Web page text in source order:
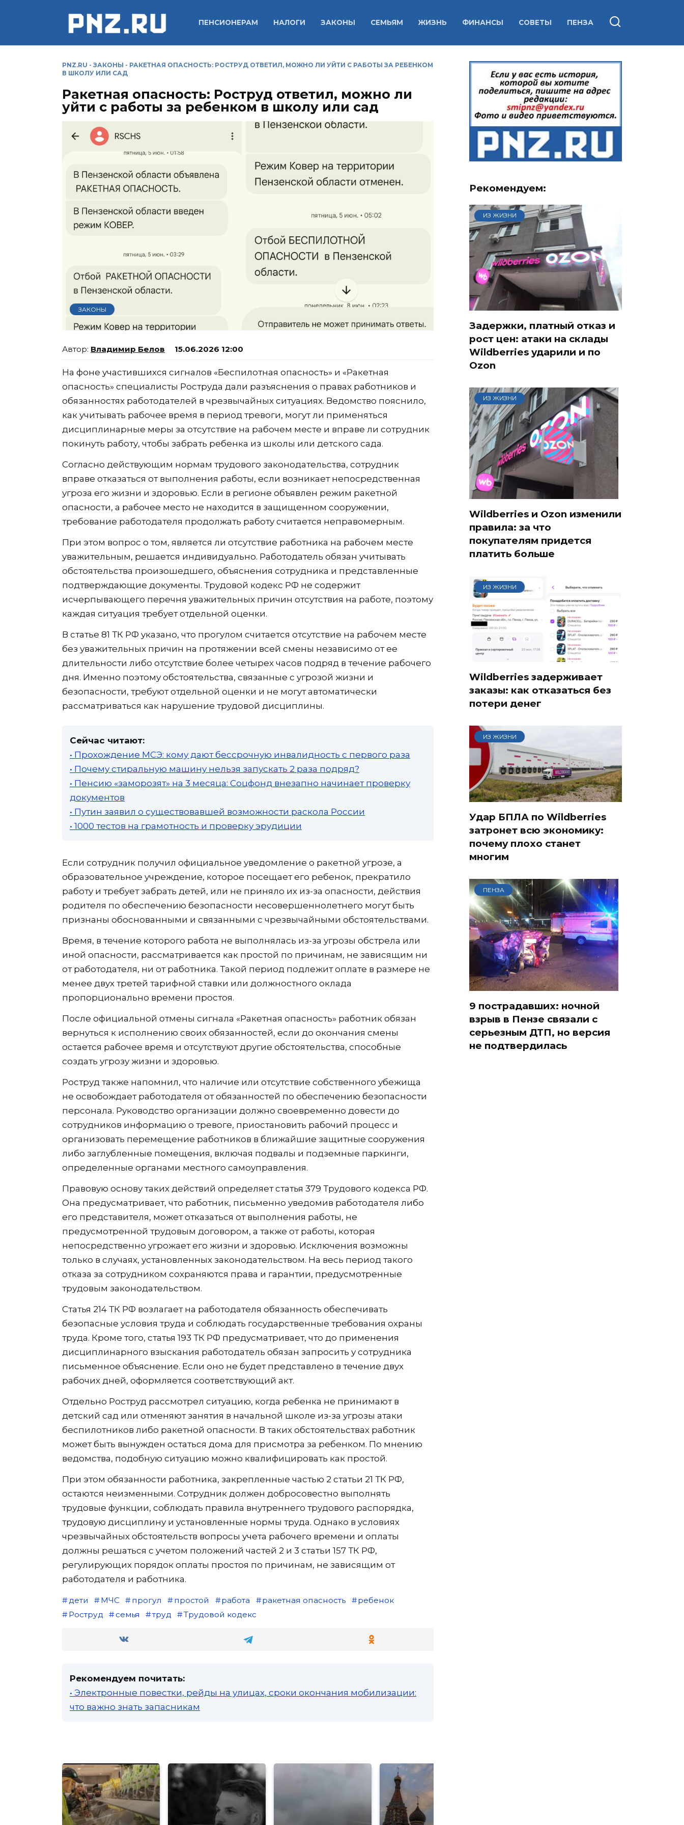
ПЕНСИОНЕРАМ НАЛОГИ ЗАКОНЫ СЕМЬЯМ ЖИЗНЬ ФИНАНСЫ СОВЕТЫ ПЕНЗА
PNZ.RU - ЗАКОНЫ - РАКЕТНАЯ ОПАСНОСТЬ: РОСТРУД ОТВЕТИЛ, МОЖНО ЛИ УЙТИ С РАБОТЫ ЗА РЕБЕНКОМ
В ШКОЛУ ИЛИ САД
Ракетная опасность: Роструд ответил, можно ли
уйти с работы за ребенком в школу или сад
ЗАКОНЫ
Владимир Белов 15.06.2026 12:00
На фоне участившихся сигналов «Беспилотная опасность» и «Ракетная
опасность» специалисты Роструда дали разъяснения о правах работников и
обязанностях работодателей в чрезвычайных ситуациях. Ведомство пояснило,
как учитывать рабочее время в период тревоги, могут ли применяться
дисциплинарные меры за отсутствие на рабочем месте и вправе ли сотрудник
покинуть работу, чтобы забрать ребенка из школы или детского сада.
Согласно действующим нормам трудового законодательства, сотрудник
вправе отказаться от выполнения работы, если возникает непосредственная
угроза его жизни и здоровью. Если в регионе объявлен режим ракетной
опасности, а рабочее место не находится в защищенном сооружении,
требование работодателя продолжать работу считается неправомерным.
При этом вопрос о том, является ли отсутствие работника на рабочем месте
уважительным, решается индивидуально. Работодатель обязан учитывать
обстоятельства произошедшего, объяснения сотрудника и представленные
подтверждающие документы. Трудовой кодекс РФ не содержит
исчерпывающего перечня уважительных причин отсутствия на работе, поэтому
каждая ситуация требует отдельной оценки.
В статье 81 ТК РФ указано, что прогулом считается отсутствие на рабочем месте
без уважительных причин на протяжении всей смены независимо от ее
длительности либо отсутствие более четырех часов подряд в течение рабочего
дня. Именно поэтому обстоятельства, связанные с угрозой жизни и
безопасности, требуют отдельной оценки и не могут автоматически
рассматриваться как нарушение трудовой дисциплины.
Сейчас читают:
• Прохождение МСЭ: кому дают бессрочную инвалидность с первого раза
• Почему стиральную машину нельзя запускать 2 раза подряд?
• Пенсию «заморозят» на 3 месяца: Соцфонд внезапно начинает проверку
документов
• Путин заявил о существовавшей возможности раскола России
• 1000 тестов на грамотность и проверку эрудиции
Если сотрудник получил официальное уведомление о ракетной угрозе, а
образовательное учреждение, которое посещает его ребенок, прекратило
работу и требует забрать детей, или не приняло их из-за опасности, действия
родителя по обеспечению безопасности несовершеннолетнего могут быть
признаны обоснованными и связанными с чрезвычайными обстоятельствами.
Время, в течение которого работа не выполнялась из-за угрозы обстрела или
иной опасности, рассматривается как простой по причинам, не зависящим ни
от работодателя, ни от работника. Такой период подлежит оплате в размере не
менее двух третей тарифной ставки или должностного оклада
пропорционально времени простоя.
После официальной отмены сигнала «Ракетная опасность» работник обязан
вернуться к исполнению своих обязанностей, если до окончания смены
остается рабочее время и отсутствуют другие обстоятельства, способные
создать угрозу жизни и здоровью.
Роструд также напомнил, что наличие или отсутствие собственного убежища
не освобождает работодателя от обязанностей по обеспечению безопасности
персонала. Руководство организации должно своевременно довести до
сотрудников информацию о тревоге, приостановить рабочий процесс и
организовать перемещение работников в ближайшие защитные сооружения
либо заглубленные помещения, включая подвалы и подземные паркинги,
определенные органами местного самоуправления.
Правовую основу таких действий определяет статья 379 Трудового кодекса РФ.
Она предусматривает, что работник, письменно уведомив работодателя либо
его представителя, может отказаться от выполнения работы, не
предусмотренной трудовым договором, а также от работы, которая
непосредственно угрожает его жизни и здоровью. Исключения возможны
только в случаях, установленных законодательством. На весь период такого
отказа за сотрудником сохраняются права и гарантии, предусмотренные
трудовым законодательством.
Статья 214 ТК РФ возлагает на работодателя обязанность обеспечивать
безопасные условия труда и соблюдать государственные требования охраны
труда. Кроме того, статья 193 ТК РФ предусматривает, что до применения
дисциплинарного взыскания работодатель обязан запросить у сотрудника
письменное объяснение. Если оно не будет представлено в течение двух
рабочих дней, оформляется соответствующий акт.
Отдельно Роструд рассмотрел ситуацию, когда ребенка не принимают в
детский сад или отменяют занятия в начальной школе из-за угрозы атаки
беспилотников либо ракетной опасности. В таких обстоятельствах работник
может быть вынужден остаться дома для присмотра за ребенком. По мнению
ведомства, подобную ситуацию можно квалифицировать как простой.
При этом обязанности работника, закрепленные частью 2 статьи 21 ТК РФ,
остаются неизменными. Сотрудник должен добросовестно выполнять
трудовые функции, соблюдать правила внутреннего трудового распорядка,
трудовую дисциплину и установленные нормы труда. Однако в условиях
чрезвычайных обстоятельств вопросы учета рабочего времени и оплаты
должны решаться с учетом положений частей 2 и 3 статьи 157 ТК РФ,
регулирующих порядок оплаты простоя по причинам, не зависящим от
работодателя и работника.
дети МЧС прогул простой работа ракетная опасность
ребенок
Роструд
семья труд Трудовой кодекс
Рекомендуем почитать:
• Электронные повестки, рейды на улицах, сроки окончания мобилизации:
что важно знать запасникам
Рекомендуем:
ИЗ ЖИЗНИ
Задержки, платный отказ и
рост цен: атаки на склады
Wildberries ударили и по
Ozon
ИЗ ЖИЗНИ
Wildberries и Ozon изменили
правила: за что
покупателям придется
платить больше
ИЗ ЖИЗНИ
Wildberries задерживает
заказы: как отказаться без
потери денег
ИЗ ЖИЗНИ
Удар БПЛА по Wildberries
затронет всю экономику:
почему плохо станет
многим
ПЕНЗА
9 пострадавших: ночной
взрыв в Пензе связали с
серьезным ДТП, но версия
не подтвердилась